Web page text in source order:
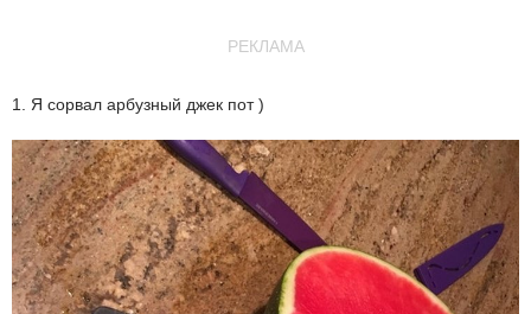
РЕКЛАМА
1. Я сорвал арбузный джек пот )